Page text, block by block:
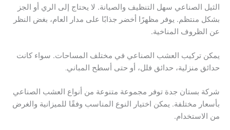
الثيل الصناعي سهل التنظيف والصيانة. لا يحتاج إلى الري أو الجز
بشكل منتظم. يوفر مظهرًا أخضر جذابًا على مدار العام، بغض النظر
عن الظروف المناخية.
يمكن تركيب العشب الصناعي في مختلف المساحات. سواء كانت
حدائق منزلية، حدائق فلل، أو حتى أسطح المباني.
شركة بستان جدة توفر مجموعة متنوعة من أنواع العشب الصناعي
بأسعار مختلفة. يمكن اختيار النوع المناسب وفقًا للميزانية والغرض
من الاستخدام.